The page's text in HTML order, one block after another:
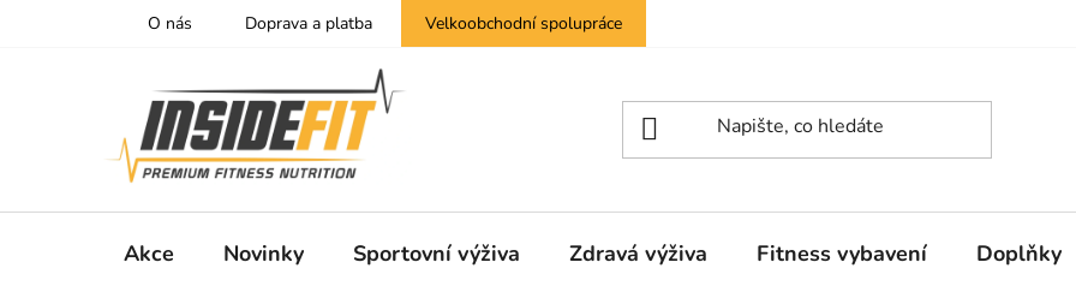
O nás Doprava a platba Velkoobchodní spolupráce
Akce Novinky Sportovní výživa Zdravá výživa Fitness vybavení Doplňky